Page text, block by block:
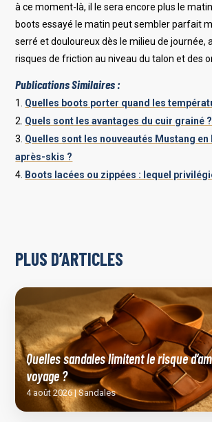
à ce moment-là, il le sera encore plus le
boots essayé le matin peut sembler parfait
serré et douloureux dès le milieu de journée,
risques de friction au niveau du talon et des
Publications Similaires :
Quelles boots porter quand les
Quels sont les avantages du cuir grainé ?
Quelles sont les nouveautés Mustang
après-skis ?
Boots lacées ou zippées : lequel
PLUS D’ARTICLES
Quelles sandales limitent le risque
voyage ?
4 août 2026 | Sandales